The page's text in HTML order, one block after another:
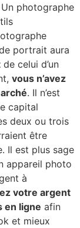
photographe
portrait aura
de celui d’un
vous n’avez
. Il n’est
capital
deux ou trois
être
Il est plus sage
appareil photo
à
votre argent
en ligne afin
et mieux